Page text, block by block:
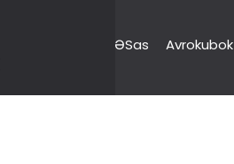
ƏSas Avrokubok